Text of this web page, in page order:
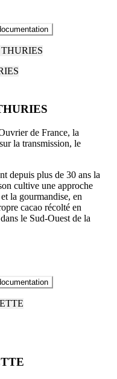
de France, la
la transmission, le
depuis plus de 30 ans la
cultive une approche
la gourmandise, en
cacao récolté en
le Sud-Ouest de la